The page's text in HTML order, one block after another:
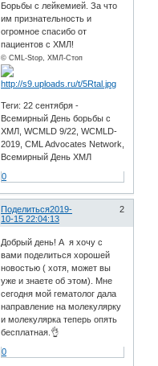
Борьбы с лейкемией. За что
им признательность и
огромное спасибо от
пациентов с ХМЛ!
© CML-Stop, ХМЛ-Стоп
Теги: 22 сентября -
Всемирный День борьбы с
ХМЛ, WCMLD 9/22, WCMLD-
2019, CML Advocates Network,
Всемирный День ХМЛ
0
Поделиться 2
2019-
10-15 22:04:13
Добрый день! А я хочу с
вами поделиться хорошей
новостью ( хотя, может вы
уже и знаете об этом). Мне
сегодня мой гематолог дала
направление на молекулярку
и молекулярка теперь опять
бесплатная.👌
0